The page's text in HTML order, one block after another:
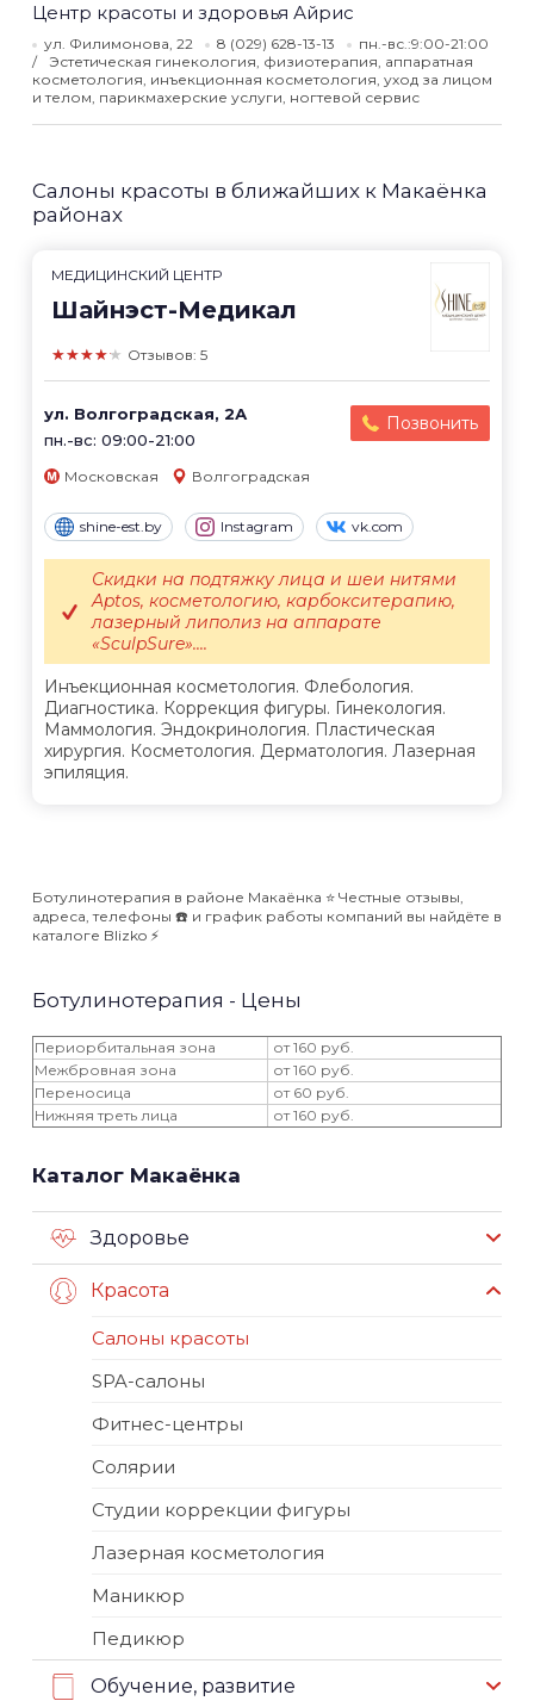
Центр красоты и здоровья Айрис
ул. Филимонова, 22 8 (029) 628-13-13
пн.-вс.:9:00-21:00
Эстетическая гинекология, физиотерапия, аппаратная
косметология, инъекционная косметология, уход за лицом
и телом, парикмахерские услуги, ногтевой сервис
Салоны красоты в ближайших к Макаёнка
районах
МЕДИЦИНСКИЙ ЦЕНТР
Шайнэст-Медикал
★★★★★ Отзывов: 5
ул. Волгоградская, 2А
пн.-вс: 09:00-21:00
Позвонить
Московская Волгоградская
shine-est.by Instagram vk.com
Инъекционная косметология. Флебология.
Диагностика. Коррекция фигуры. Гинекология.
Маммология. Эндокринология. Пластическая
хирургия. Косметология. Дерматология. Лазерная
эпиляция.
Скидки на подтяжку лица и шеи нитями
Aptos, косметологию, карбокситерапию,
лазерный липолиз на аппарате
«SculpSure»....
Ботулинотерапия в районе Макаёнка ⭐️ Честные отзывы,
адреса, телефоны ☎️ и график работы компаний вы найдёте в
каталоге Blizko ⚡️
Ботулинотерапия - Цены
Периорбитальная зона
от 160 руб.
Межбровная зона
от 160 руб.
Переносица
от 60 руб.
Нижняя треть лица
от 160 руб.
Каталог Макаёнка
Здоровье
Красота
Салоны красоты
SPA-салоны
Фитнес-центры
Солярии
Студии коррекции фигуры
Лазерная косметология
Маникюр
Педикюр
Обучение, развитие